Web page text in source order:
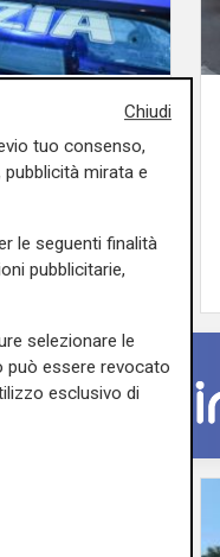
e rischia
pirata
a
05/08/2026
di F.S.
Chiudi
tuo consenso,
mirata e
le seguenti finalità
pubblicitarie,
selezionare le
può essere revocato
esclusivo di